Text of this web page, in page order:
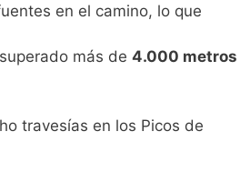
en el camino, lo que
más de 4.000 metros
travesías en los Picos de